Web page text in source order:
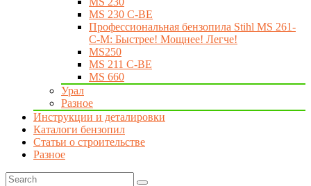
MS 230 C-BE
Профессиональная бензопила Stihl MS 261-
C-M: Быстрее! Мощнее! Легче!
MS250
MS 211 C-BE
MS 660
Урал
Разное
Инструкции и деталировки
Каталоги бензопил
Статьи о строительстве
Разное